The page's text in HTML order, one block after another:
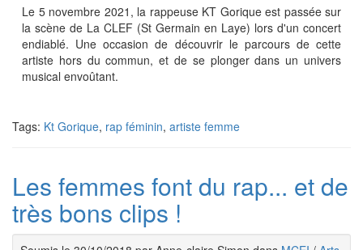
Le 5 novembre 2021, la rappeuse KT Gorique est passée sur
la scène de La CLEF (St Germain en Laye) lors d'un concert
endiablé. Une occasion de découvrir le parcours de cette
artiste hors du commun, et de se plonger dans un univers
musical envoûtant.
Tags: Kt Gorique, rap féminin, artiste femme
Les femmes font du rap... et de
très bons clips !